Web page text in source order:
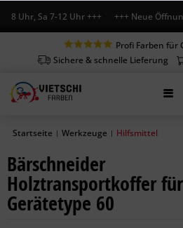
Uhr, Sa 7-12 Uhr +++ +++ Neue
Profi Farben für
Sichere & schnelle Lieferung
Startseite | Werkzeuge | Hilfsmittel
Bärschneider
Holztransportkoffer für
Gerätetype 60